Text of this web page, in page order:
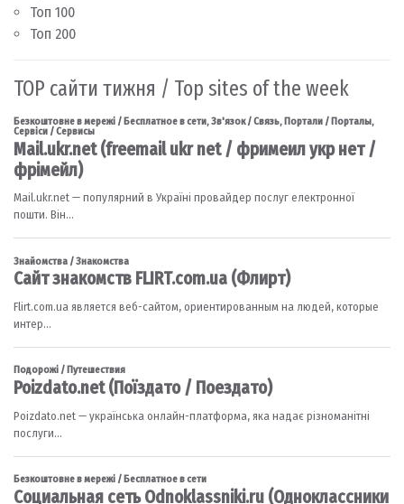
Топ 100
Топ 200
TOP сайти тижня / Top sites of the week